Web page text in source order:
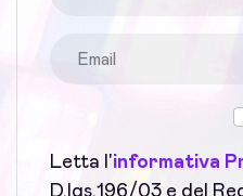
Letta l'informativa
D.lgs.196/03 e del